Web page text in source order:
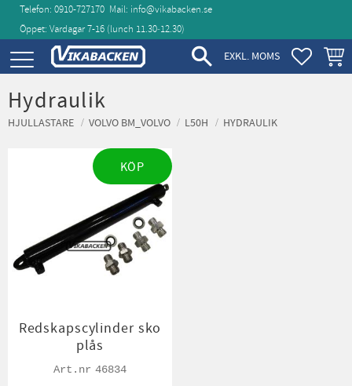
Meny
Telefon: 0910-727170 Mail: info@vikabacken.se
Öppet: Vardagar 7-16 (lunch 11.30‑12.30)
EXKL. MOMS
Hydraulik
HJULLASTARE VOLVO BM_VOLVO L50H HYDRAULIK
Redskapscylinder sko
plås
46834
KÖP